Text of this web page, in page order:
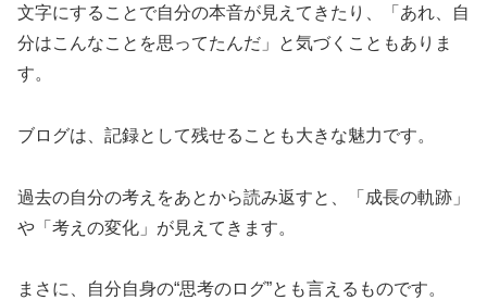
文字にすることで自分の本音が見えてきたり、「あれ、自
分はこんなことを思ってたんだ」と気づくこともありま
す。
ブログは、記録として残せることも大きな魅力です。
過去の自分の考えをあとから読み返すと、「成長の軌跡」
や「考えの変化」が見えてきます。
まさに、自分自身の“思考のログ”とも言えるものです。